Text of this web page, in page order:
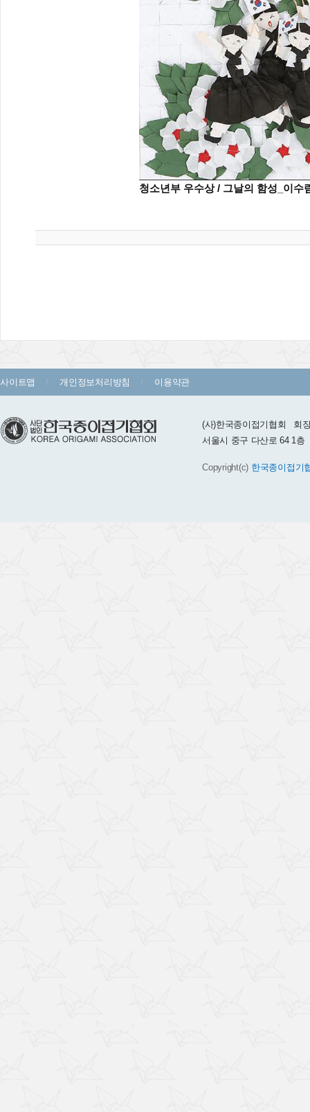
청소년부 우수상 / 그날의 함성_이수
사이트맵 개인정보처리방침 이용약관
(사)한국종이접기협회 회
서울시 중구 다산로 64 1
Copyright(c) 한국종이접기